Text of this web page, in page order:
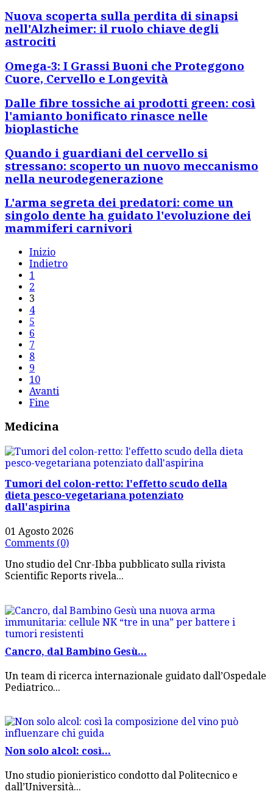
Nuova scoperta sulla perdita di sinapsi
nell'Alzheimer: il ruolo chiave degli
astrociti
Omega-3: I Grassi Buoni che Proteggono
Cuore, Cervello e Longevità
Dalle fibre tossiche ai prodotti green: così
l'amianto bonificato rinasce nelle
bioplastiche
Quando i guardiani del cervello si
stressano: scoperto un nuovo meccanismo
nella neurodegenerazione
L'arma segreta dei predatori: come un
singolo dente ha guidato l'evoluzione dei
mammiferi carnivori
Inizio
Indietro
1
2
3
4
5
6
7
8
9
10
Avanti
Fine
Medicina
Tumori del colon-retto: l'effetto scudo della
dieta pesco-vegetariana potenziato
dall'aspirina
01 Agosto 2026
Comments (0)
Uno studio del Cnr-Ibba pubblicato sulla rivista
Scientific Reports rivela...
Cancro, dal Bambino Gesù...
Un team di ricerca internazionale guidato dall’Ospedale
Pediatrico...
Non solo alcol: così...
Uno studio pionieristico condotto dal Politecnico e
dall’Università...